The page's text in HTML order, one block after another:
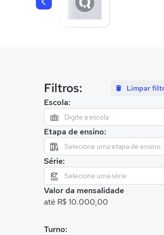
Filtros: Limpar
Escola:
Etapa de ensino:
Série:
Valor da mensalidade
até R$ 10.000,00
Turno: